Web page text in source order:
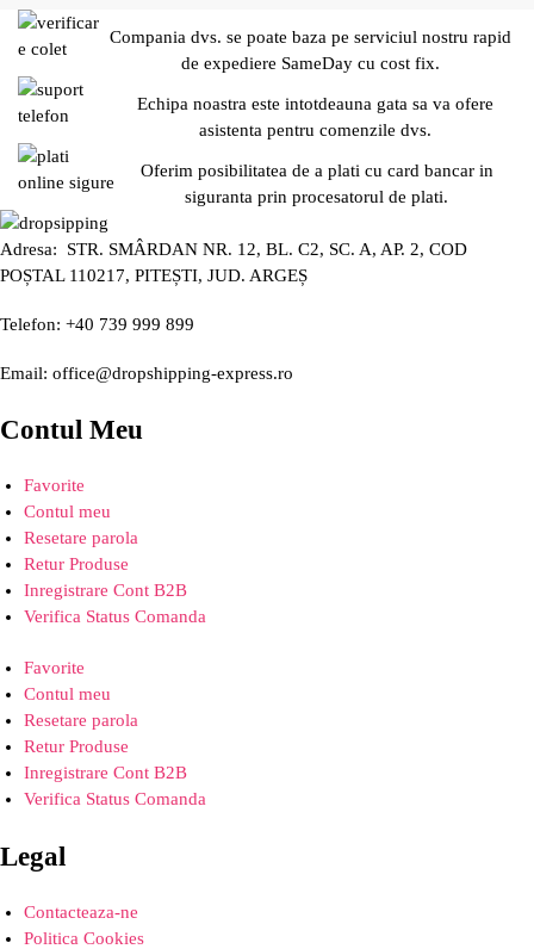
Compania dvs. se poate baza pe serviciul nostru rapid
de expediere SameDay cu cost fix.
Echipa noastra este intotdeauna gata sa va ofere
asistenta pentru comenzile dvs.
Oferim posibilitatea de a plati cu card bancar in
siguranta prin procesatorul de plati.
Adresa: STR. SMÂRDAN NR. 12, BL. C2, SC. A, AP. 2, COD
POȘTAL 110217, PITEȘTI, JUD. ARGEȘ
Telefon: +40 739 999 899
Email: office@dropshipping-express.ro
Contul Meu
Favorite
Contul meu
Resetare parola
Retur Produse
Inregistrare Cont B2B
Verifica Status Comanda
Favorite
Contul meu
Resetare parola
Retur Produse
Inregistrare Cont B2B
Verifica Status Comanda
Legal
Contacteaza-ne
Politica Cookies